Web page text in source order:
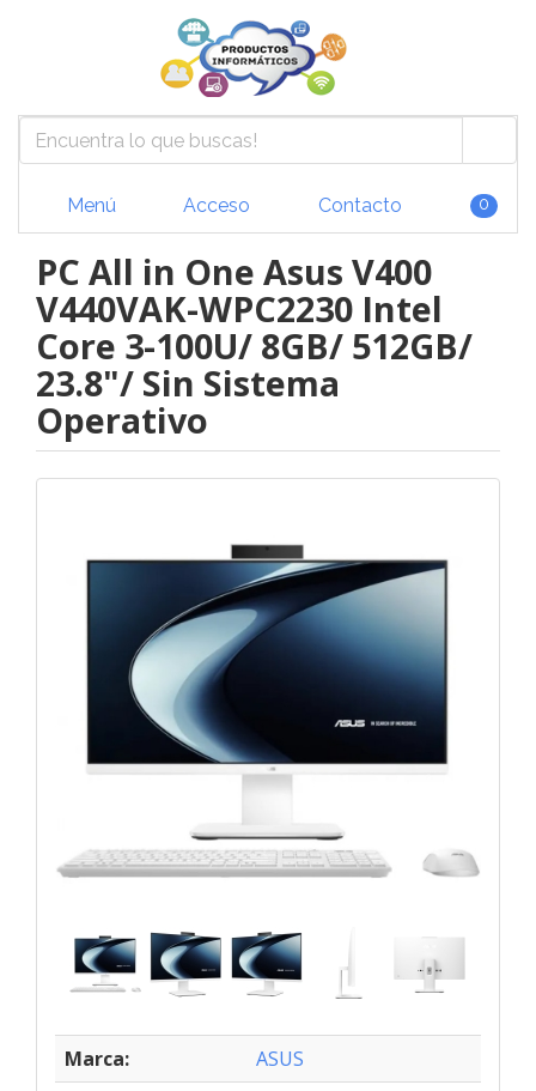
Menú Acceso Contacto 0
PC All in One Asus V400
V440VAK-WPC2230 Intel
Core 3-100U/ 8GB/ 512GB/
23.8"/ Sin Sistema
Operativo
Marca:
ASUS